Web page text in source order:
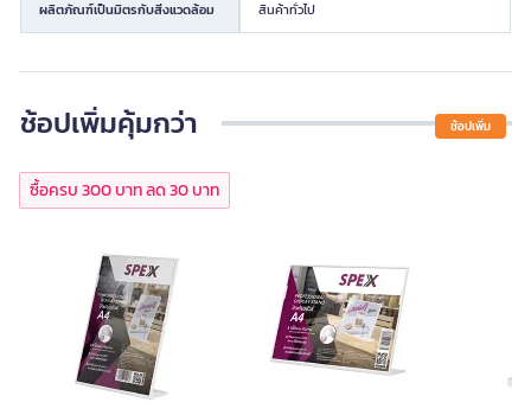
ผลิตภัณฑ์เป็นมิตรกับสิ่งแวดล้อม สินค้าทั่วไป
ช้อปเพิ่มคุ้มกว่า ช้อปเพิ่ม
ซื้อครบ 300 บาท ลด 30 บาท